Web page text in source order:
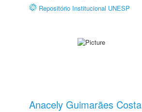
Repositório Institucional UNESP
Anacely Guimarães Costa